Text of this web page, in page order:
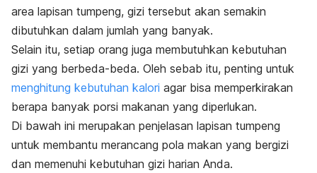
area lapisan tumpeng, gizi tersebut akan semakin
dibutuhkan dalam jumlah yang banyak.
Selain itu, setiap orang juga membutuhkan kebutuhan
gizi yang berbeda-beda. Oleh sebab itu, penting untuk
menghitung kebutuhan kalori agar bisa memperkirakan
berapa banyak porsi makanan yang diperlukan.
Di bawah ini merupakan penjelasan lapisan tumpeng
untuk membantu merancang pola makan yang bergizi
dan memenuhi kebutuhan gizi harian Anda.